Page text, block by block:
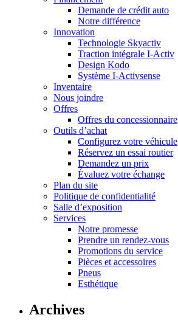
Demande de crédit auto
Notre différence
Innovation
Technologie Skyactiv
Traction intégrale I-Activ
Design Kodo
Système I-Activsense
Inventaire
Nous joindre
Offres
Offres du concessionnaire
Outils d’achat
Configurez votre véhicule
Réservez un essai routier
Demandez un prix
Évaluez votre échange
Plan du site
Politique de confidentialité
Salle d’exposition
Services
Notre promesse
Prendre un rendez-vous
Promotions du service
Pièces et accessoires
Pneus
Esthétique
Archives